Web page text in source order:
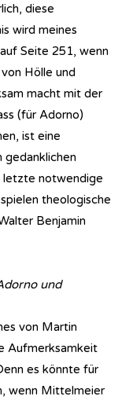
diese
wird meines
Seite 251, wenn
Hölle und
macht mit der
(für Adorno)
ist eine
gedanklichen
letzte notwendige
theologische
Benjamin
und
von Martin
Aufmerksamkeit
es könnte für
wenn Mittelmeier